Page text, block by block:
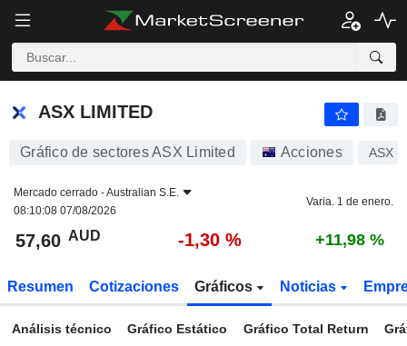
ASX LIMITED
ASX LIMITED
Gráfico de sectores ASX Limited Acciones ASX
Mercado cerrado -Australian S.E.
08:10:08 07/08/2026
Varia. 1 de enero.
57,60 AUD -1,30 % +11,98 %
Resumen Cotizaciones Gráficos Noticias
Análisis técnico Gráfico Estático Gráfico Total Return